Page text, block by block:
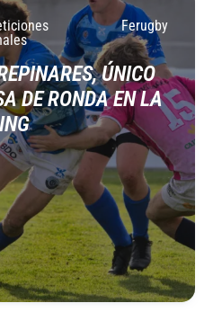
Ferugby
ÚNICO
DE RONDA EN LA